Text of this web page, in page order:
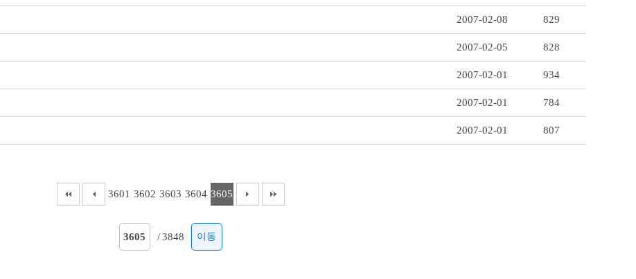
2007-02-08 829
2007-02-05 828
2007-02-01 934
2007-02-01 784
2007-02-01 807
3601 3602 3603 3604 3605
/ 3848 이동